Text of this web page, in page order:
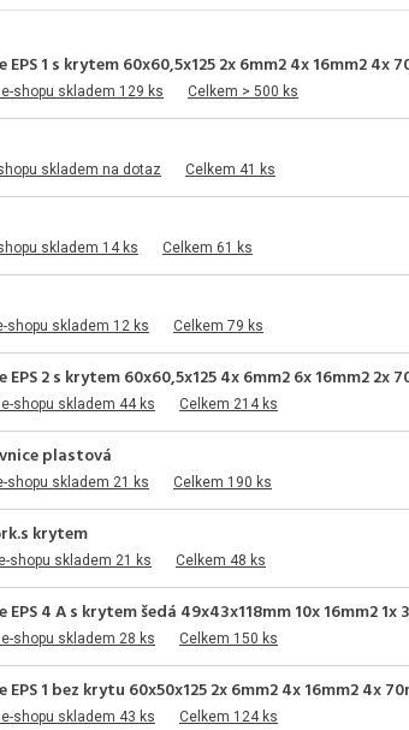
1 s krytem 60x60,5x125 2x 6mm2 4x 16mm2 4x
shopu skladem 129 ks Celkem > 500 ks
skladem na dotaz Celkem 41 ks
skladem 14 ks Celkem 61 ks
shopu skladem 12 ks Celkem 79 ks
2 s krytem 60x60,5x125 4x 6mm2 6x 16mm2 2x
shopu skladem 44 ks Celkem 214 ks
plastová
shopu skladem 21 ks Celkem 190 ks
krytem
shopu skladem 21 ks Celkem 48 ks
4 A s krytem šedá 49x43x118mm 10x 16mm2
shopu skladem 28 ks Celkem 150 ks
1 bez krytu 60x50x125 2x 6mm2 4x 16mm2 4x
shopu skladem 43 ks Celkem 124 ks